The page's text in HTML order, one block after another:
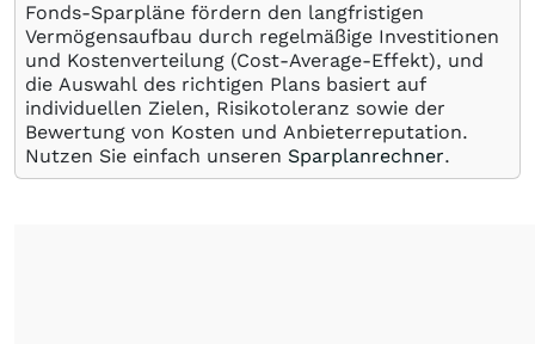
Fonds-Sparpläne fördern den langfristigen
Vermögensaufbau durch regelmäßige Investitionen
und Kostenverteilung (Cost-Average-Effekt), und
die Auswahl des richtigen Plans basiert auf
individuellen Zielen, Risikotoleranz sowie der
Bewertung von Kosten und Anbieterreputation.
Nutzen Sie einfach unseren Sparplanrechner.